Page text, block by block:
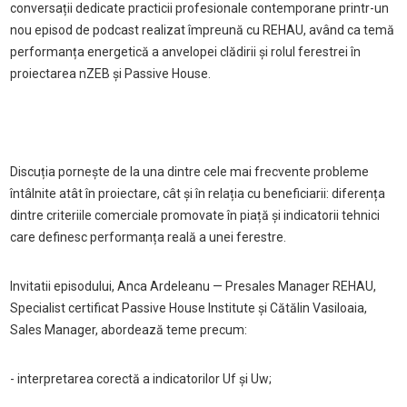
conversații dedicate practicii profesionale contemporane printr-un
nou episod de podcast realizat împreună cu REHAU, având ca temă
performanța energetică a anvelopei clădirii și rolul ferestrei în
proiectarea nZEB și Passive House.
Discuția pornește de la una dintre cele mai frecvente probleme
întâlnite atât în proiectare, cât și în relația cu beneficiarii: diferența
dintre criteriile comerciale promovate în piață și indicatorii tehnici
care definesc performanța reală a unei ferestre.
Invitatii episodului, Anca Ardeleanu — Presales Manager REHAU,
Specialist certificat Passive House Institute și Cătălin Vasiloaia,
Sales Manager, abordează teme precum:
- interpretarea corectă a indicatorilor Uf și Uw;